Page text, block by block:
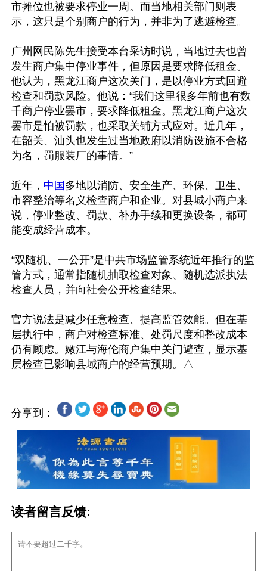
市摊位也被要求停业一周。而当地相关部门则表
示，这只是个别商户的行为，并非为了逃避检查。
广州网民陈先生接受本台采访时说，当地过去也曾
发生商户集中停业事件，但原因是要求降低租金。
他认为，黑龙江商户这次关门，是以停业方式回避
检查和罚款风险。他说：“我们这里很多年前也有数
千商户停业罢市，要求降低租金。黑龙江商户这次
罢市是怕被罚款，也采取关铺方式应对。近几年，
在韶关、汕头也发生过当地政府以消防设施不合格
为名，罚服装厂的事情。”
近年， 中国 多地以消防、安全生产、环保、卫生、
市容整治等名义检查商户和企业。对县城小商户来
说，停业整改、罚款、补办手续和更换设备，都可
能变成经营成本。
“双随机、一公开”是中共市场监管系统近年推行的监
管方式，通常指随机抽取检查对象、随机选派执法
检查人员，并向社会公开检查结果。
官方说法是减少任意检查、提高监管效能。但在基
层执行中，商户对检查标准、处罚尺度和整改成本
仍有顾虑。嫩江与海伦商户集中关门避查，显示基
分享到：
读者留言反馈: